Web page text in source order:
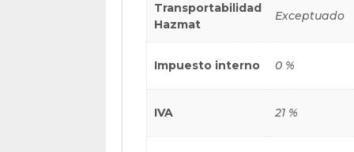
Transportabilidad
Hazmat
Exceptuado
Impuesto interno 0 %
IVA 21 %